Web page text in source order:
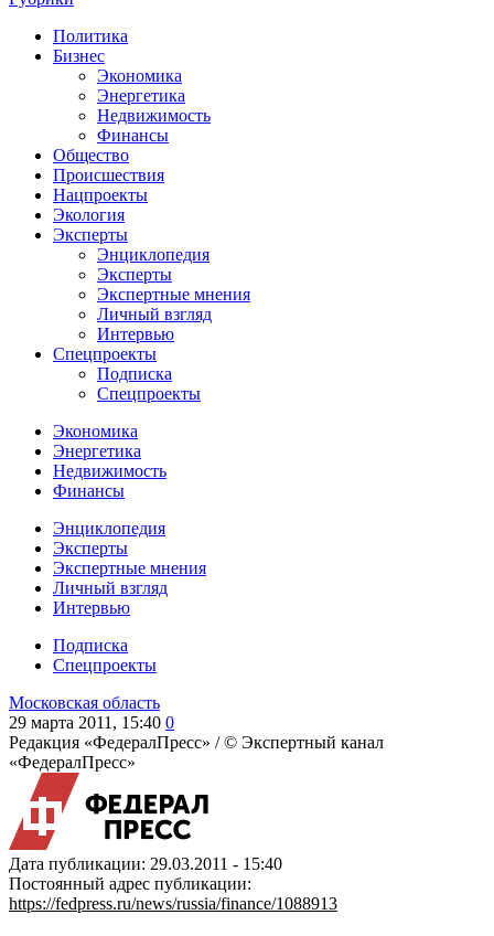
Политика
Бизнес
Экономика
Энергетика
Недвижимость
Финансы
Общество
Происшествия
Нацпроекты
Экология
Эксперты
Энциклопедия
Эксперты
Экспертные мнения
Личный взгляд
Интервью
Спецпроекты
Подписка
Спецпроекты
Экономика
Энергетика
Недвижимость
Финансы
Энциклопедия
Эксперты
Экспертные мнения
Личный взгляд
Интервью
Подписка
Спецпроекты
Московская область
29 марта 2011, 15:40 0
Редакция «ФедералПресс» /© Экспертный канал
«ФедералПресс»
Дата публикации: 29.03.2011 - 15:40
Постоянный адрес публикации:
https://fedpress.ru/news/russia/finance/1088913